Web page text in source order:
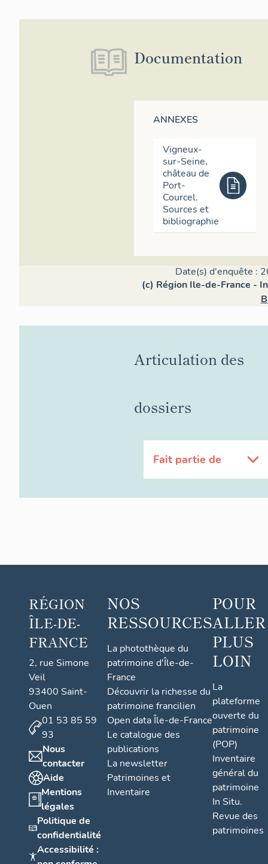
Documentation
ANNEXES
Vigneux-
sur-Seine,
château de
Port-
Courcel.
Sources et
bibliographie
Date(s) d'enquête :
(c) Région Ile-de-France -
Articulation des
dossiers
Fait partie de
RÉGION
ÎLE-DE-
FRANCE
2, rue Simone
Veil
93400 Saint-
Ouen
01 53 85 59
93
Nous
contacter
Aide
Mentions
légales
Politique de
confidentialité
Accessibilité :
NOS
RESSOURCES
La photothèque du
patrimoine d'Île-de-
France
Découvrir la richesse du
patrimoine francilien
Open data Île-de-France
Le catalogue des
publications
La newsletter
Patrimoines et
Inventaire
POUR
ALLER
PLUS
LOIN
La
plateforme
ouverte du
patrimoine
(POP)
Inventaire
général du
patrimoine
In Situ.
Revue des
patrimoines